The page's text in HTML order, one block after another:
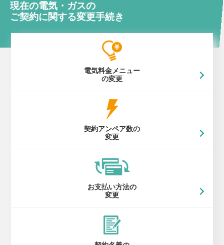
現在の電気・ガスの
ご契約に関する変更手続き
電気料金メニュー
の変更
契約アンペア数の
変更
お支払い方法の
変更